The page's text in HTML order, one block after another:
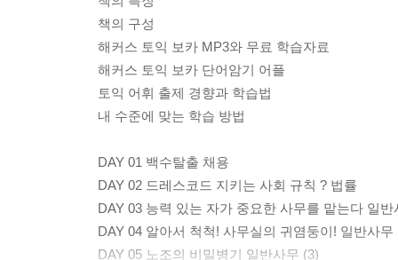
책의 구성
해커스 토익 보카 MP3와 무료 학습자료
해커스 토익 보카 단어암기 어플
토익 어휘 출제 경향과 학습법
내 수준에 맞는 학습 방법
DAY 01 백수탈출 채용
DAY 02 드레스코드 지키는 사회 규칙 ? 법률
DAY 03 능력 있는 자가 중요한 사무를 맡는다 일반
DAY 04 알아서 척척! 사무실의 귀염둥이! 일반사무
DAY 05 노조의 비밀병기 일반사무 (3)